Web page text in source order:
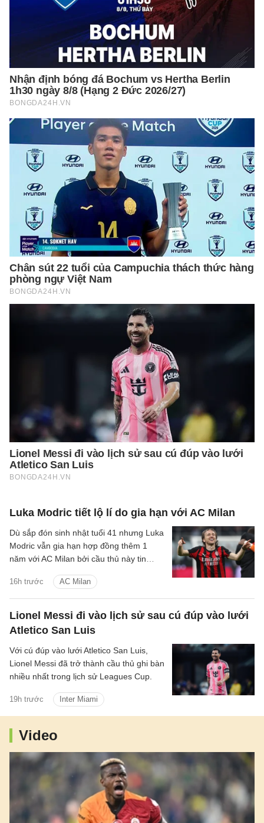
Luka Modric tiết lộ lí do gia hạn với AC Milan
16h trước AC Milan
Dù sắp đón sinh nhật tuổi 41 nhưng Luka
Modric vẫn gia hạn hợp đồng thêm 1
năm với AC Milan bởi cầu thủ này tin
ở đội bóng.
Lionel Messi đi vào lịch sử sau cú đúp vào lưới
Atletico San Luis
19h trước Inter Miami
Với cú đúp vào lưới Atletico San Luis,
Lionel Messi đã trở thành cầu thủ ghi bàn
nhiều nhất trong lịch sử Leagues Cup.
Video